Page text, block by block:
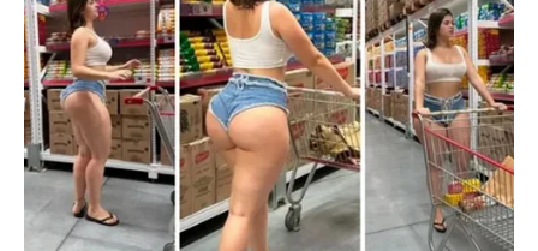
dugo bilo nejasno.
Jedna osoba iz prošlosti mogla bi otvoreno govoriti o
osjećanjima i stvarima koje su ostale nedorečene.
Poruka srca
Ne dozvolite da vas strah spriječi da čujete istinu.